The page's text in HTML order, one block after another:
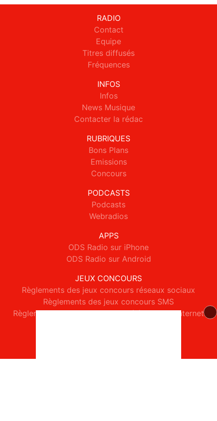
RADIO
Contact
Equipe
Titres diffusés
Fréquences
INFOS
Infos
News Musique
Contacter la rédac
RUBRIQUES
Bons Plans
Emissions
Concours
PODCASTS
Podcasts
Webradios
APPS
ODS Radio sur iPhone
ODS Radio sur Android
JEUX CONCOURS
Règlements des jeux concours réseaux sociaux
Règlements des jeux concours SMS
Règlements des jeux concours téléphone et internet